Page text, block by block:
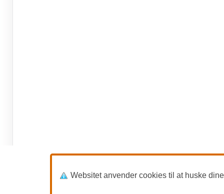
Websitet anvender cookies til at huske